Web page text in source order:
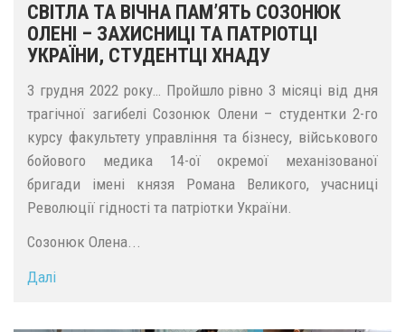
СВІТЛА ТА ВІЧНА ПАМ’ЯТЬ СОЗОНЮК
ОЛЕНІ – ЗАХИСНИЦІ ТА ПАТРІОТЦІ
УКРАЇНИ, СТУДЕНТЦІ ХНАДУ
3 грудня 2022 року… Пройшло рівно 3 місяці від дня
трагічної загибелі Созонюк Олени – студентки 2-го
курсу факультету управління та бізнесу, військового
бойового медика 14-ої окремої механізованої
бригади імені князя Романа Великого, учасниці
Революції гідності та патріотки України.
Созонюк Олена...
Далі